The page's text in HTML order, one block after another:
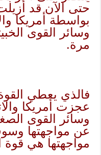
حتى الآن قد
بواسطة أمريكا
وسائر القوى
مرة.
فالذي يعطي
عجزت أمريكا
وسائر القوى
عن مواجهتها
مواجهتها هي قوة